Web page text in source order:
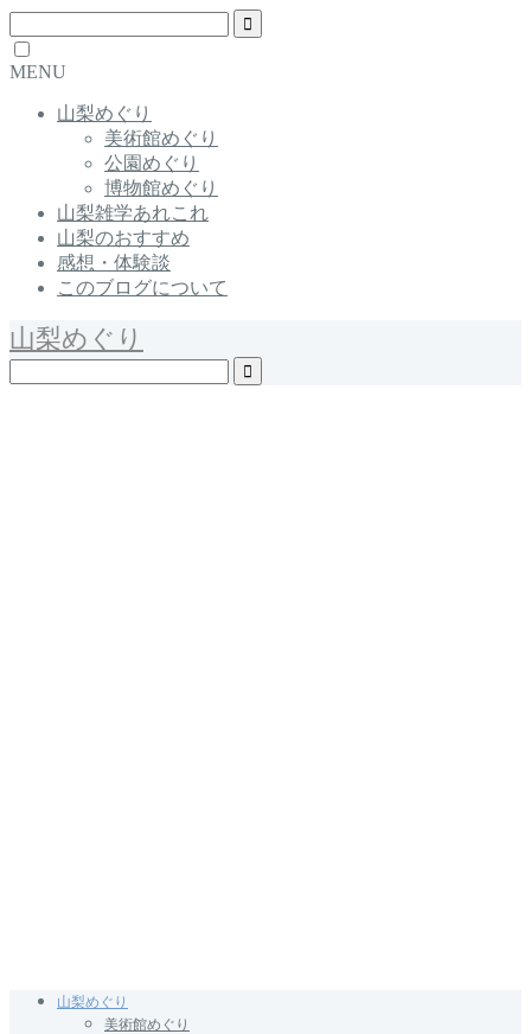
MENU
山梨めぐり
美術館めぐり
公園めぐり
博物館めぐり
山梨雑学あれこれ
山梨のおすすめ
感想・体験談
このブログについて
山梨めぐり
山梨めぐり
美術館めぐり